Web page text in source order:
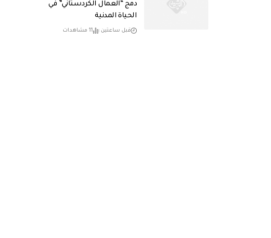
دمج “العمال الكردستاني” في
الحياة المدنية
قبل ساعتين 11 مشاهدات